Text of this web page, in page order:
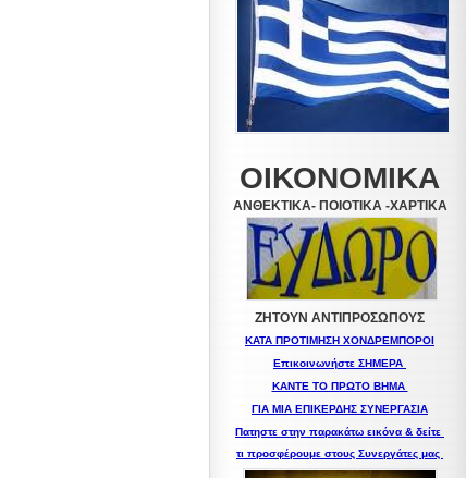
ΟΙΚΟΝΟΜΙΚΑ
ΑΝΘΕΚΤΙΚΑ- ΠΟΙΟΤΙΚΑ -XAPTIKA
ΖΗΤΟΥΝ ΑΝΤΙΠΡΟΣΩΠΟΥΣ
ΚΑΤΑ ΠΡΟΤΙΜΗΣΗ ΧΟΝΔΡΕΜΠΟΡΟΙ
Επικοινωνήστε ΣΗΜΕΡΑ
ΚΑΝΤΕ ΤΟ ΠΡΩΤΟ ΒΗΜΑ
ΓΙΑ ΜΙΑ ΕΠΙΚΕΡΔΗΣ ΣΥΝΕΡΓΑΣΙΑ
Πατηστε στην παρακάτω εικόνα & δείτε
τι προσφέρουμε στους Συνεργάτες μας